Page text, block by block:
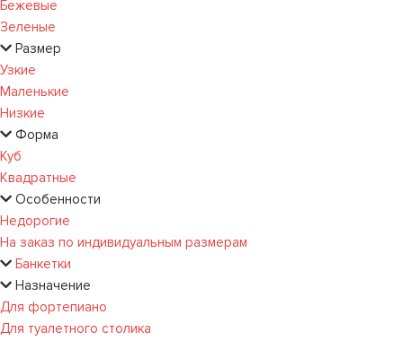
Бежевые
Зеленые
Размер
Узкие
Маленькие
Низкие
Форма
Куб
Квадратные
Особенности
Недорогие
На заказ по индивидуальным размерам
Банкетки
Назначение
Для фортепиано
Для туалетного столика